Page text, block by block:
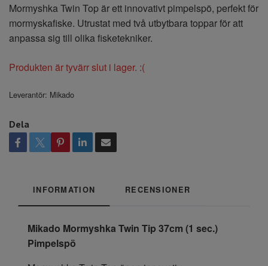
Mormyshka Twin Top är ett innovativt pimpelspö, perfekt för
mormyskafiske. Utrustat med två utbytbara toppar för att
anpassa sig till olika fisketekniker.
Produkten är tyvärr slut i lager. :(
Leverantör: Mikado
Dela
INFORMATION RECENSIONER
Mikado Mormyshka Twin Tip 37cm (1 sec.)
Pimpelspö